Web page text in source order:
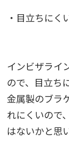
・目立ちにく
インビザライ
ので、目立ち
金属製のブラ
れにくいので
はないかと思